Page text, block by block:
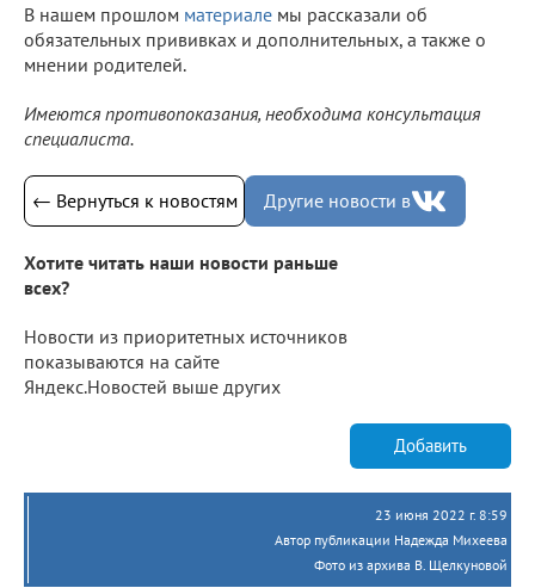
В нашем прошлом материале мы рассказали об
обязательных прививках и дополнительных, а также о
мнении родителей.
Имеются противопоказания, необходима консультация
специалиста.
← Вернуться к новостям Другие новости в
Хотите читать наши новости раньше
всех?
Новости из приоритетных источников
показываются на сайте
Яндекс.Новостей выше других
Добавить
23 июня 2022 г. 8:59
Автор публикации Надежда Михеева
Фото из архива В. Щелкуновой